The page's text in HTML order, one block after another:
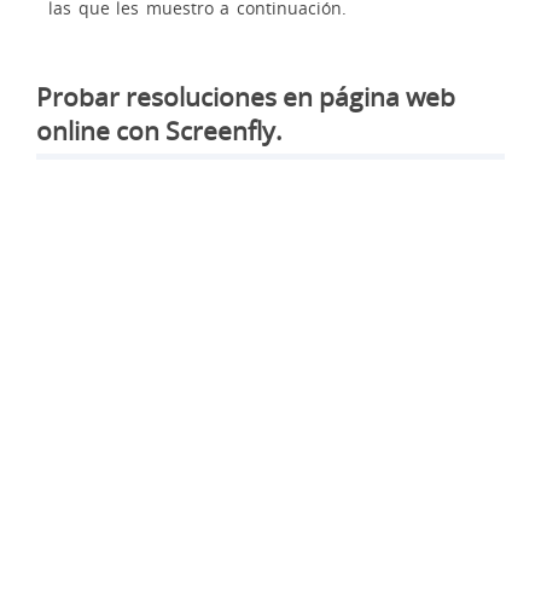
las que les muestro a continuación.
Probar resoluciones en página web
online con Screenfly.